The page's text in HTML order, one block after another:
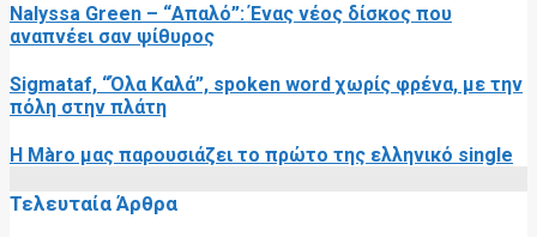
Nalyssa Green – “Απαλό”: Ένας νέος δίσκος που
αναπνέει σαν ψίθυρος
Sigmataf, “Όλα Καλά”, spoken word χωρίς φρένα, με την
πόλη στην πλάτη
Η Màro μας παρουσιάζει το πρώτο της ελληνικό single
Τελευταία Άρθρα